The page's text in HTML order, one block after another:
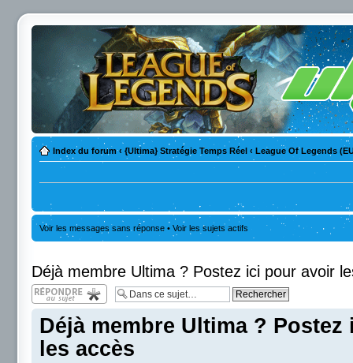
Index du forum ‹ {Ultima} Stratégie Temps Réel ‹ League Of Legends
Voir les messages sans réponse • Voir les sujets actifs
Déjà membre Ultima ? Postez ici pour avoir
Répondre
Déjà membre Ultima ?
les accès